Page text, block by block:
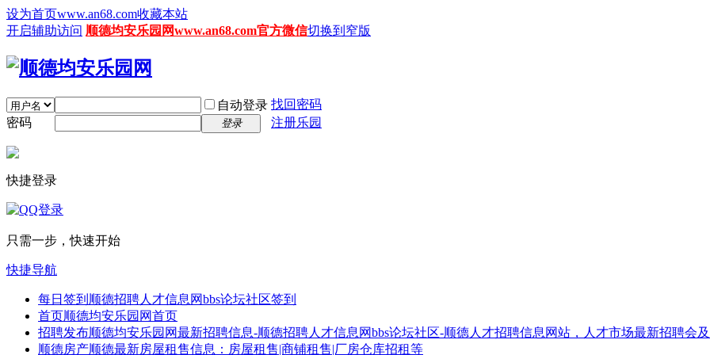
设为首页www.an68.com收藏本站
开启辅助访问 顺德均安乐园网www.an68.com官方微信切换到窄版
自动登录 找回密码
密码
登录 注册乐园
快捷登录
只需一步，快速开始
快捷导航
每日签到 顺德招聘人才信息网bbs论坛社区签到
首页顺德均安乐园网首页
招聘发布顺德均安乐园网最新招聘信息-顺德招聘人才信息网bbs论坛社区-顺德人才招聘信息网站，人才市场最新招聘会
顺德房产顺德最新房屋租售信息：房屋租售|商铺租售|厂房仓库招租等